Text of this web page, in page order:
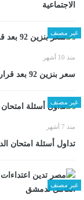
الاجتماعية
غير مصنف
منذ 10 أشهر
سعر بنزين 92 بعد قرار تحريك أسعار المنتجات البترولية
غير مصنف
منذ 7 أشهر
تداول أسئلة امتحان
غير مصنف